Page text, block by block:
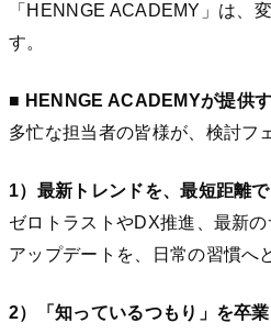
「HENNGE ACADEMY」は、
す。
■ HENNGE ACADEMYが提供す
多忙な担当者の皆様が、検討フ
1）最新トレンドを、最短距離で
ゼロトラストやDX推進、最新
アップデートを、日常の習慣へ
2）「知っているつもり」を卒